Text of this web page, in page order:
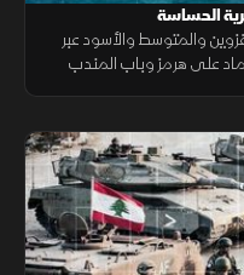
الحساسة
والمتوسط والأسود عبر
على هرمز وباب المندب